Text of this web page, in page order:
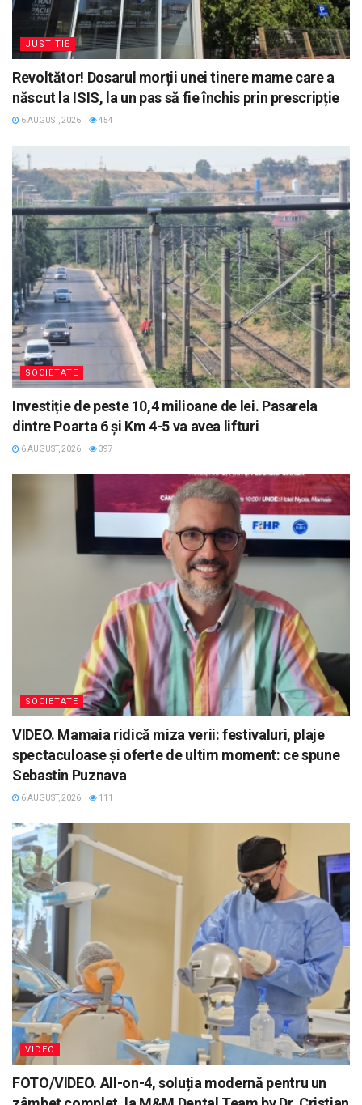
JUSTITIE
Revoltător! Dosarul morții unei tinere mame care a
născut la ISIS, la un pas să fie închis prin prescripție
6 AUGUST, 2026 454
SOCIETATE
Investiție de peste 10,4 milioane de lei. Pasarela
dintre Poarta 6 și Km 4-5 va avea lifturi
6 AUGUST, 2026 397
SOCIETATE
VIDEO. Mamaia ridică miza verii: festivaluri, plaje
spectaculoase și oferte de ultim moment: ce spune
Sebastin Puznava
6 AUGUST, 2026 111
VIDEO
FOTO/VIDEO. All-on-4, soluția modernă pentru un